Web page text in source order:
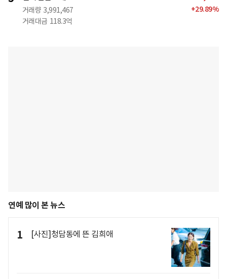
거래량 3,991,467
거래대금 118.3억
+29.89%
연예 많이 본 뉴스
1 [사진]청담동에 뜬 김희애